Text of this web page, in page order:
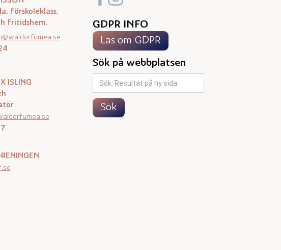
förskoleklass,
fritidshem.
ISLING
GDPR INFO
Läs om GDPR
Sök på webbplatsen